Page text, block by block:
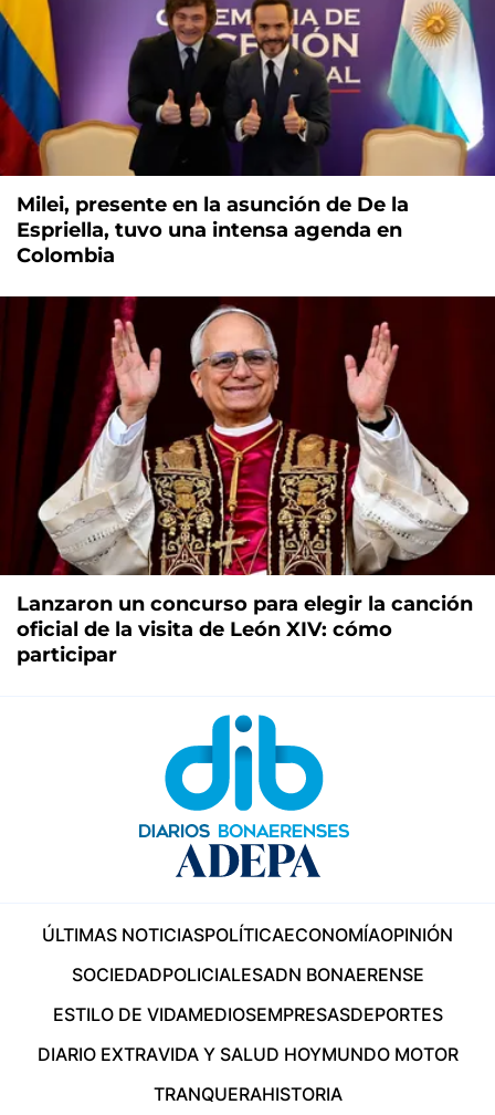
Milei, presente en la asunción de De la
Espriella, tuvo una intensa agenda en
Colombia
Lanzaron un concurso para elegir la canción
oficial de la visita de León XIV: cómo
participar
ÚLTIMAS NOTICIASPOLÍTICAECONOMÍAOPINIÓN
SOCIEDADPOLICIALESADN BONAERENSE
ESTILO DE VIDAMEDIOSEMPRESASDEPORTES
DIARIO EXTRAVIDA Y SALUD HOYMUNDO MOTOR
TRANQUERAHISTORIA